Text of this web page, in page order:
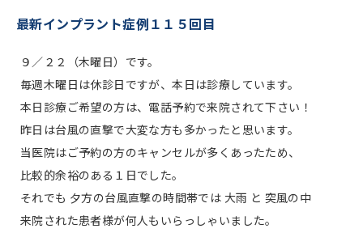
最新インプラント症例１１５回目
９／２２（木曜日）です。
毎週木曜日は休診日ですが、本日は診療しています。
本日診療ご希望の方は、電話予約で来院されて下さい！
昨日は台風の直撃で大変な方も多かったと思います。
当医院はご予約の方のキャンセルが多くあったため、
比較的余裕のある１日でした。
それでも 夕方の台風直撃の時間帯では 大雨 と 突風の中
来院された患者様が何人もいらっしゃいました。